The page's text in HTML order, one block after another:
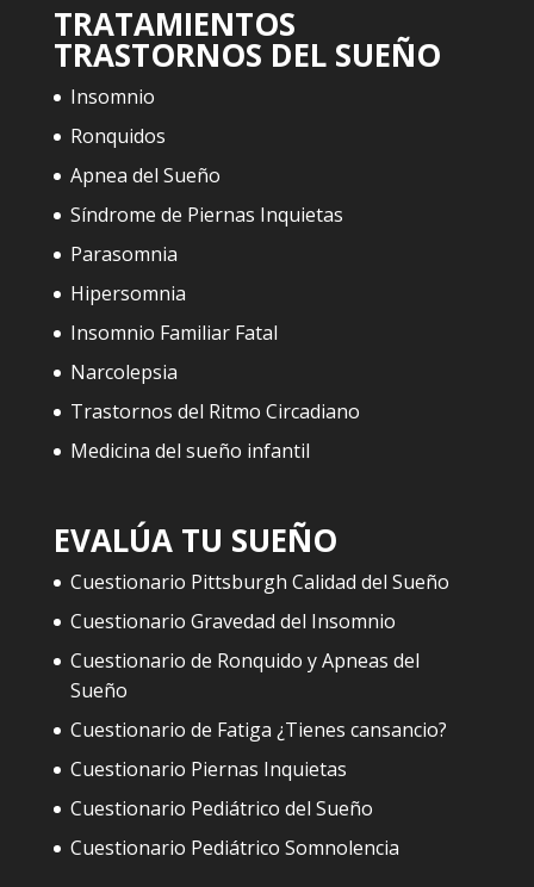
TRATAMIENTOS
TRASTORNOS DEL SUEÑO
Insomnio
Ronquidos
Apnea del Sueño
Síndrome de Piernas Inquietas
Parasomnia
Hipersomnia
Insomnio Familiar Fatal
Narcolepsia
Trastornos del Ritmo Circadiano
Medicina del sueño infantil
EVALÚA TU SUEÑO
Cuestionario Pittsburgh Calidad del Sueño
Cuestionario Gravedad del Insomnio
Cuestionario de Ronquido y Apneas del
Sueño
Cuestionario de Fatiga ¿Tienes cansancio?
Cuestionario Piernas Inquietas
Cuestionario Pediátrico del Sueño
Cuestionario Pediátrico Somnolencia